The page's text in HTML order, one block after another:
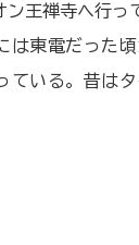
王禅寺へ行っ
は東電だった頃
ている。昔は